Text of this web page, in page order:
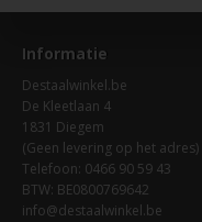
Informatie
Destaalwinkel.be
De Kleetlaan 4
1831 Diegem
(Geen levering op het adres)
Telefoon: 0466 90 59 43
BTW: BE0800769642
info@destaalwinkel.be